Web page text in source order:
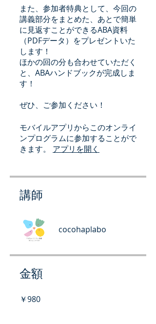
また、参加者特典として、今回の
講義部分をまとめた、あとで簡単
に見返すことができるABA資料
（PDFデータ）をプレゼントいた
します！
ほかの回の分も合わせていただく
と、ABAハンドブックが完成しま
す！
ぜひ、ご参加ください！
モバイルアプリからこのオンライ
ンプログラムに参加することがで
きます。
アプリを開く
講師
cocohaplabo
金額
￥980